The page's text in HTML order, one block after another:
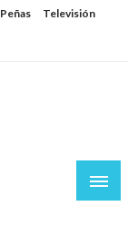
Peñas
Televisión